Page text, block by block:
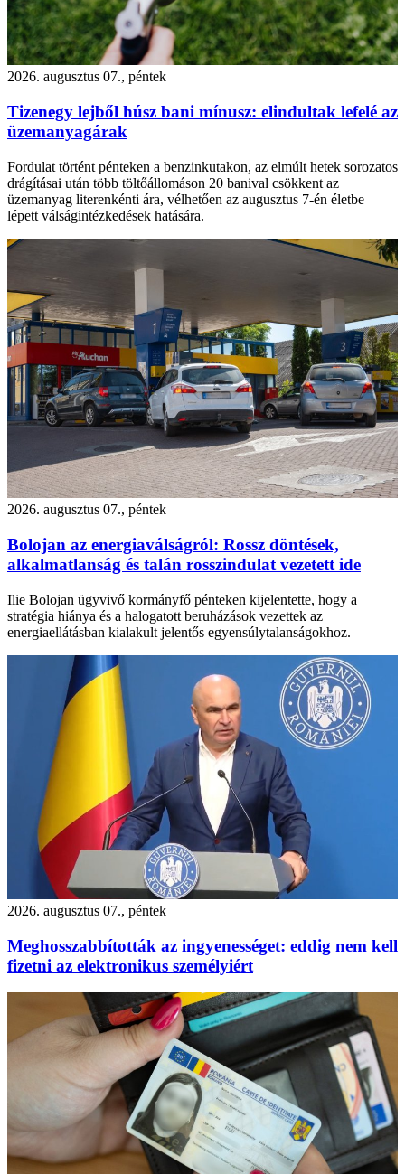
2026. augusztus 07., péntek
Tizenegy lejből húsz bani mínusz: elindultak lefelé az
üzemanyagárak
Fordulat történt pénteken a benzinkutakon, az elmúlt hetek sorozatos
drágításai után több töltőállomáson 20 banival csökkent az
üzemanyag literenkénti ára, vélhetően az augusztus 7-én életbe
lépett válságintézkedések hatására.
2026. augusztus 07., péntek
Bolojan az energiaválságról: Rossz döntések,
alkalmatlanság és talán rosszindulat vezetett ide
Ilie Bolojan ügyvivő kormányfő pénteken kijelentette, hogy a
stratégia hiánya és a halogatott beruházások vezettek az
energiaellátásban kialakult jelentős egyensúlytalanságokhoz.
2026. augusztus 07., péntek
Meghosszabbították az ingyenességet: eddig nem kell
fizetni az elektronikus személyiért